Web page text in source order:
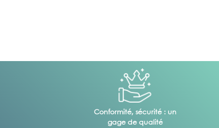
Conformité, sécurité : un
gage de qualité